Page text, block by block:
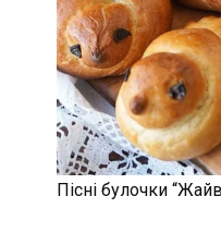
Пісні булочки